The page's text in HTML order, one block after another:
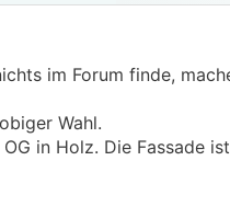
im Forum finde,
Wahl.
in Holz. Die Fassade